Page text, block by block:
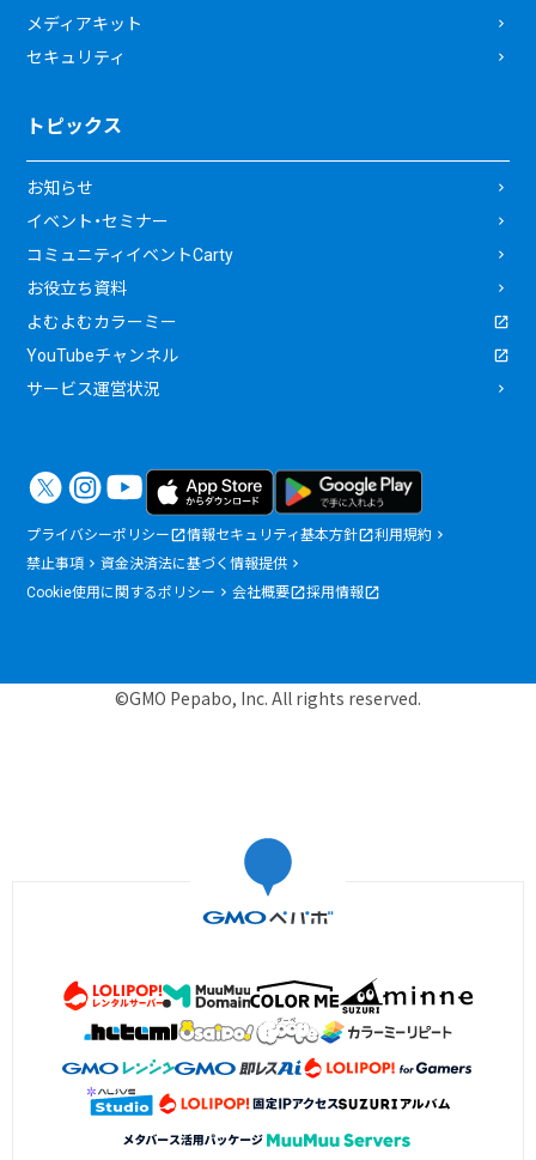
メディアキット
セキュリティ
トピックス
お知らせ
イベント・セミナー
コミュニティイベントCarty
お役立ち資料
よむよむカラーミー
YouTubeチャンネル
サービス運営状況
プライバシーポリシー 情報セキュリティ基本方針
利用規約
禁止事項
資金決済法に基づく情報提供
Cookie使用に関するポリシー
会社概要 採用情報
©GMO Pepabo, Inc. All rights reserved.